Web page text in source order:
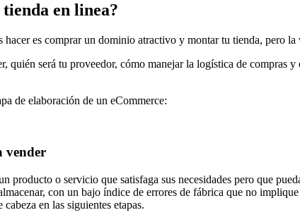
en linea?
hacer es comprar un dominio atractivo y montar tu tienda, pero
quién será tu proveedor, cómo manejar la logística de compras
de elaboración de un eCommerce:
vender
producto o servicio que satisfaga sus necesidades pero que
con un bajo índice de errores de fábrica que no
en las siguientes etapas.